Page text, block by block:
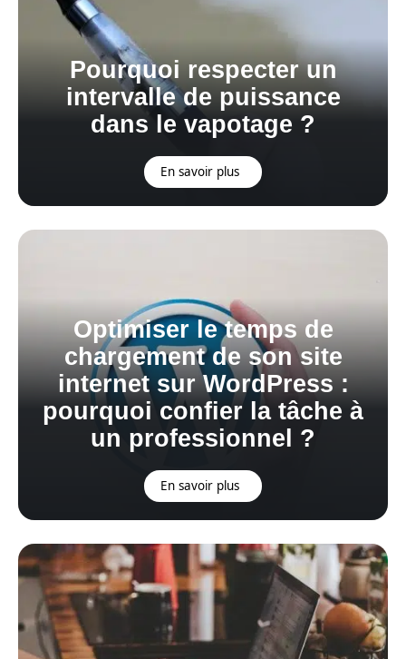
Pourquoi respecter un
intervalle de puissance
dans le vapotage ?
En savoir plus
Optimiser le temps de
chargement de son site
internet sur WordPress :
pourquoi confier la tâche à
un professionnel ?
En savoir plus